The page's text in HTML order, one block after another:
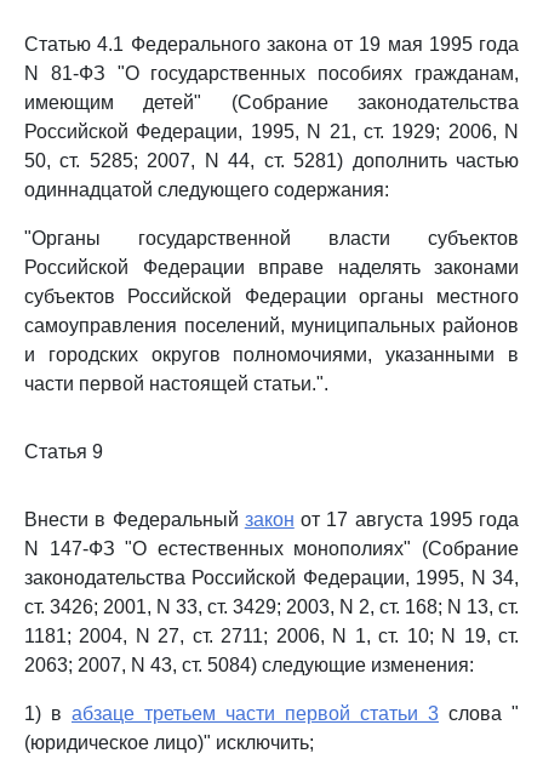
Статью 4.1 Федерального закона от 19 мая 1995 года
N 81-ФЗ "О государственных пособиях гражданам,
имеющим детей" (Собрание законодательства
Российской Федерации, 1995, N 21, ст. 1929; 2006, N
50, ст. 5285; 2007, N 44, ст. 5281) дополнить частью
одиннадцатой следующего содержания:
"Органы государственной власти субъектов
Российской Федерации вправе наделять законами
субъектов Российской Федерации органы местного
самоуправления поселений, муниципальных районов
и городских округов полномочиями, указанными в
части первой настоящей статьи.".
Статья 9
Внести в Федеральный закон от 17 августа 1995 года
N 147-ФЗ "О естественных монополиях" (Собрание
законодательства Российской Федерации, 1995, N 34,
ст. 3426; 2001, N 33, ст. 3429; 2003, N 2, ст. 168; N 13, ст.
1181; 2004, N 27, ст. 2711; 2006, N 1, ст. 10; N 19, ст.
2063; 2007, N 43, ст. 5084) следующие изменения:
1) в абзаце третьем части первой статьи 3 слова "
(юридическое лицо)" исключить;